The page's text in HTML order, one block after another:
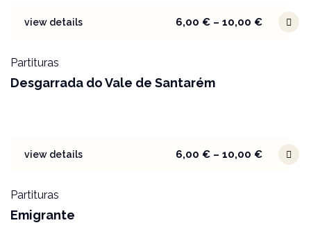
view details 6,00 €– 10,00 €
Partituras
Desgarrada do Vale de Santarém
view details 6,00 €– 10,00 €
Partituras
Emigrante